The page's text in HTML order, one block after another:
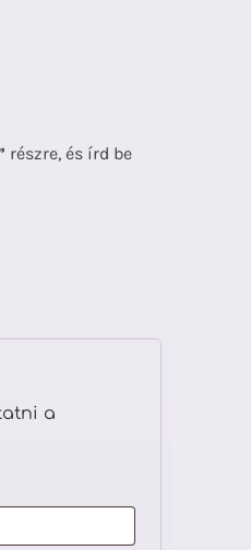
részre, és írd be
a